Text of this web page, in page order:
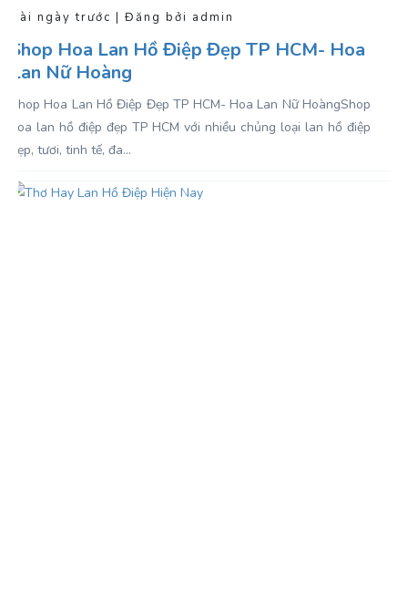
Vài ngày trước | Đăng bởi admin
Shop Hoa Lan Hồ Điệp Đẹp TP HCM- Hoa
Lan Nữ Hoàng
Shop Hoa Lan Hồ Điệp Đẹp TP HCM- Hoa Lan Nữ Hoàng Shop
hoa lan hồ điệp đẹp TP HCM với nhiều chủng loại lan hồ điệp
đẹp, tươi, tinh tế, đa...